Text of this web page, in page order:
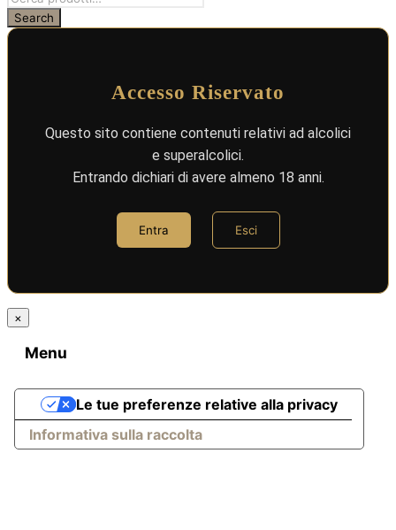
Accesso Riservato
Questo sito contiene contenuti relativi ad alcolici
e superalcolici.
Entrando dichiari di avere almeno 18 anni.
Entra Esci
×
Menu
Informativa sulla raccolta
Le tue preferenze relative alla privacy